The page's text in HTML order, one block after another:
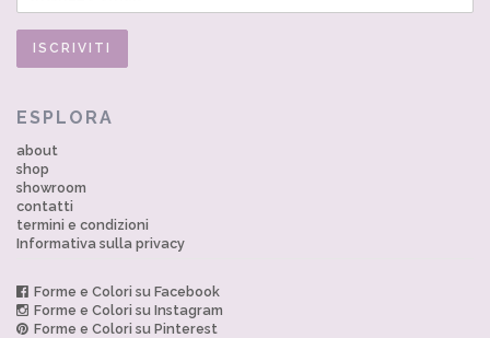
ESPLORA
about
shop
showroom
contatti
termini e condizioni
Informativa sulla privacy
Forme e Colori su Facebook
Forme e Colori su Instagram
Forme e Colori su Pinterest